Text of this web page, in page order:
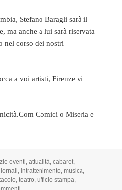
Stefano Baragli sarà il
ma anche a lui sarà riservata
nel corso dei nostri
a voi artisti, Firenze vi
Comici o Miseria e
eventi,attualità,cabaret,
,intrattenimento,musica,
,teatro,ufficio stampa,